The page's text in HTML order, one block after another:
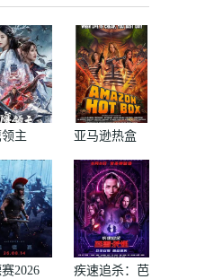
棠 徐靖雯 宋海颉 陈宇琛
主 亚马逊热盒
2026
疾速追杀：芭